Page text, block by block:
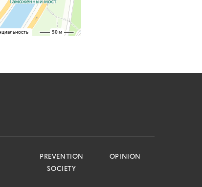
PREVENTION
SOCIETY
OPINION